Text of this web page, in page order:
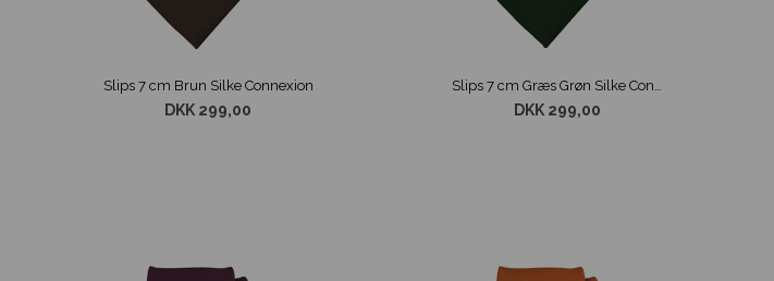
Slips 7 cm Brun Silke Connexion
DKK 299,00 DKK 299,00